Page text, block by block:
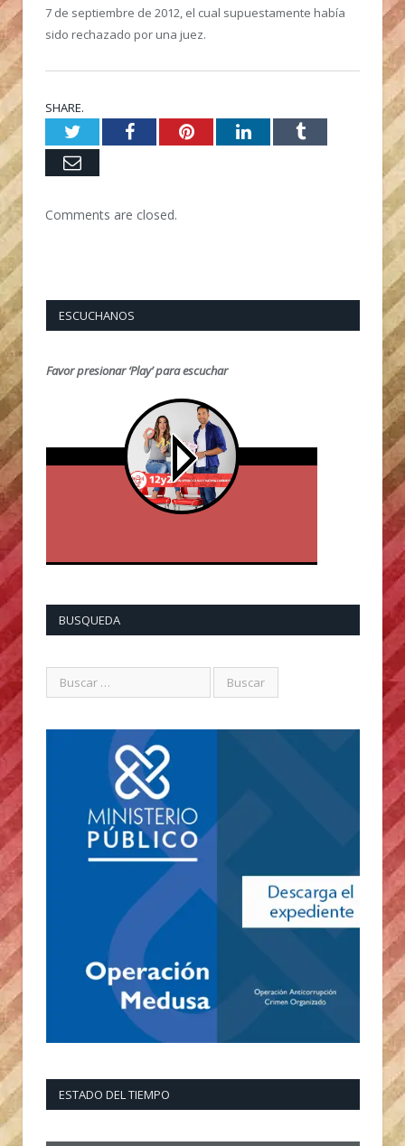
7 de septiembre de 2012, el cual supuestamente había
sido rechazado por una juez.
SHARE.
TwitterFacebookPinterestLinkedInTumblr
Email
Comments are closed.
ESCUCHANOS
Favor presionar ‘Play’ para escuchar
BUSQUEDA
ESTADO DEL TIEMPO